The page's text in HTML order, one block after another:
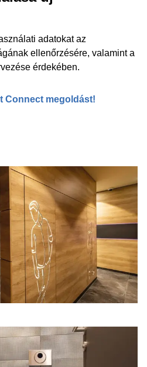
adatokat az
ellenőrzésére, valamint a
érdekében.
Connect megoldást!